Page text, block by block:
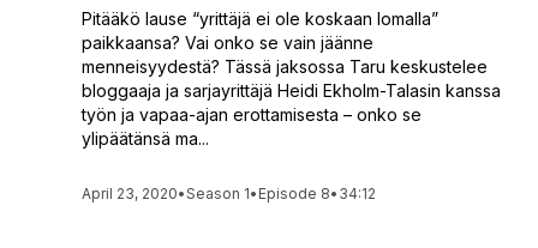
Pitääkö lause “yrittäjä ei ole koskaan lomalla”
paikkaansa? Vai onko se vain jäänne
menneisyydestä? Tässä jaksossa Taru keskustelee
bloggaaja ja sarjayrittäjä Heidi Ekholm-Talasin kanssa
työn ja vapaa-ajan erottamisesta – onko se
ylipäätänsä ma...
April 23, 2020•Season 1• Episode 8• 34:12